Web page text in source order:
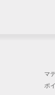
マ
ポ